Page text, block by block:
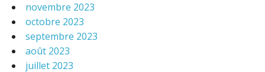
novembre 2023
octobre 2023
septembre 2023
août 2023
juillet 2023